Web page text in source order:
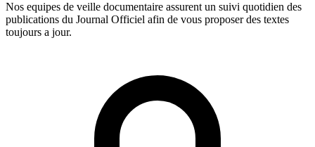
Nos equipes de veille documentaire assurent un suivi quotidien des
publications du Journal Officiel afin de vous proposer des textes
toujours a jour.